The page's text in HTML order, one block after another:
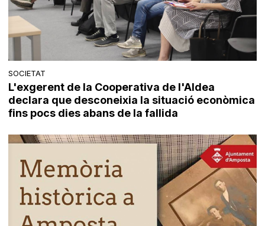
SOCIETAT
L'exgerent de la Cooperativa de l'Aldea
declara que desconeixia la situació econòmica
fins pocs dies abans de la fallida